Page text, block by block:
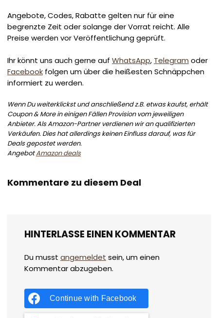
Angebote, Codes, Rabatte gelten nur für eine
begrenzte Zeit oder solange der Vorrat reicht. Alle
Preise werden vor Veröffentlichung geprüft.
Ihr könnt uns auch gerne auf WhatsApp, Telegram oder
Facebook folgen um über die heißesten Schnäppchen
informiert zu werden.
Wenn Du weiterklickst und anschließend z.B. etwas kaufst, erhält
Coupon & More in einigen Fällen Provision vom jeweiligen
Anbieter. Als Amazon-Partner verdienen wir an qualifizierten
Verkäufen. Dies hat allerdings keinen Einfluss darauf, was für
Deals gepostet werden.
AngebotAmazon deals
Kommentare zu diesem Deal
HINTERLASSE EINEN KOMMENTAR
Du musst angemeldet sein, um einen
Kommentar abzugeben.
Continue with Facebook